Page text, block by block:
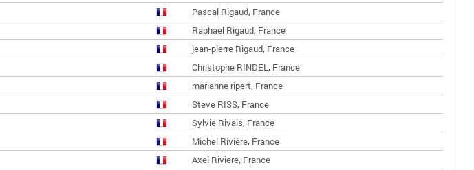
Pascal Rigaud, France
Raphael Rigaud, France
jean-pierre Rigaud, France
Christophe RINDEL , France
marianne ripert, France
Steve RISS, France
Sylvie Rivals, France
Michel Rivière, France
Axel Riviere, France